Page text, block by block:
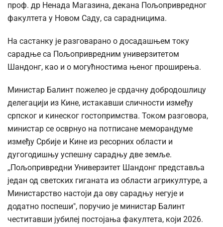
проф. др Ненада Магазина, декана Пољопривредног
факултета у Новом Саду, са сарадницима.
На састанку је разговарано о досадашњем току
сарадње са Пољопривредним универзитетом
Шандонг, као и о могућностима њеног проширења.
Министар Балинт пожелео је срдачну добродошлицу
делегацији из Кине, истакавши сличности између
српског и кинеског гостопримства. Током разговора,
министар се осврнуо на потписане меморандуме
између Србије и Кине из ресорних области и
дугогодишњу успешну сарадњу две земље.
,,Пољопривредни Универзитет Шандонг представља
један од светских гиганата из области агрикултуре, а
Министарство настоји да ову сарадњу негује и
додатно поспеши", поручио је министар Балинт
честитавши јубилеј постојања факултета, који 2026.